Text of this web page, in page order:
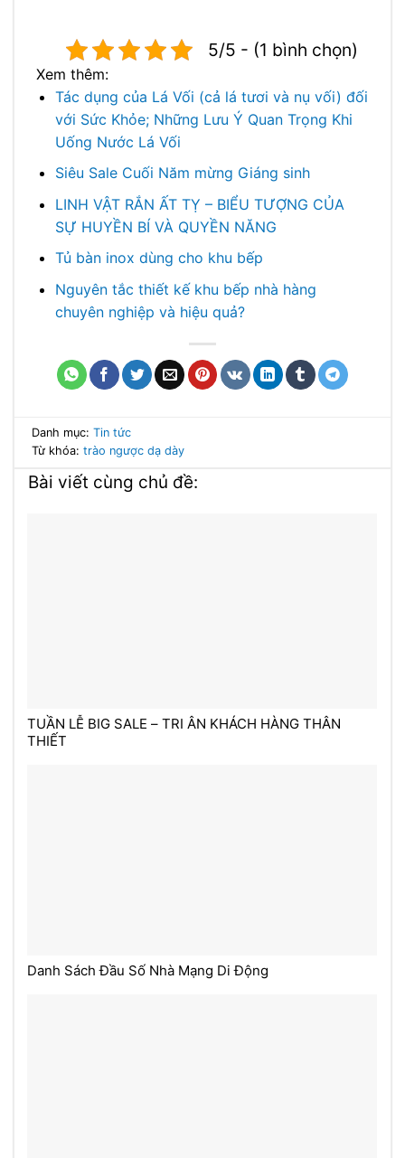
5/5 - (1 bình chọn)
Xem thêm:
Tác dụng của Lá Vối (cả lá tươi và nụ vối) đối
với Sức Khỏe; Những Lưu Ý Quan Trọng Khi
Uống Nước Lá Vối
Siêu Sale Cuối Năm mừng Giáng sinh
LINH VẬT RẮN ẤT TỴ – BIỂU TƯỢNG CỦA
SỰ HUYỀN BÍ VÀ QUYỀN NĂNG
Tủ bàn inox dùng cho khu bếp
Nguyên tắc thiết kế khu bếp nhà hàng
chuyên nghiệp và hiệu quả?
Danh mục: Tin tức
Từ khóa: trào ngược dạ dày
Bài viết cùng chủ đề:
TUẦN LỄ BIG SALE – TRI ÂN KHÁCH HÀNG THÂN
THIẾT
Danh Sách Đầu Số Nhà Mạng Di Động